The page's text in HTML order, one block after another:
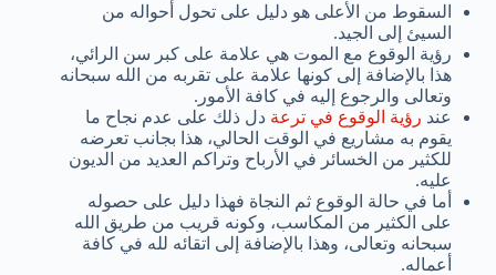
السقوط من الأعلى هو دليل على تحول أحواله من
السيئ إلى الجيد.
رؤية الوقوع مع الموت هي علامة على كبر سن الرائي،
هذا بالإضافة إلى كونها علامة على تقربه من الله سبحانه
وتعالى والرجوع إليه في كافة الأمور.
عند رؤية الوقوع في ترعة دل ذلك على عدم نجاح ما
يقوم به مشاريع في الوقت الحالي، هذا بجانب تعرضه
للكثير من الخسائر في الأرباح وتراكم العديد من الديون
عليه.
أما في حالة الوقوع ثم النجاة فهذا دليل على حصوله
على الكثير من المكاسب، وكونه قريب من طريق الله
سبحانه وتعالى، وهذا بالإضافة إلى اتقائه لله في كافة
أعماله.